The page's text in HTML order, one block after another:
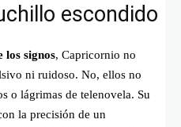
escondido
los signos, Capricornio no
ni ruidoso. No, ellos no
o lágrimas de telenovela. Su
la precisión de un